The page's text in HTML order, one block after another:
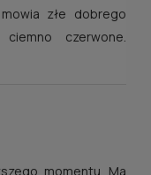
złe dobrego
czerwone.
momentu. Ma